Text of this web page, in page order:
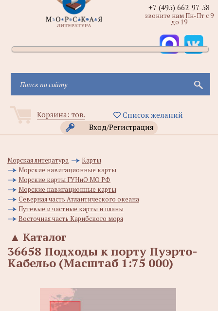
Корзина: тов.
Список желаний
Вход/Регистрация
+7 (495) 662-97-58
звоните нам Пн-Пт с 9
до 19
Морская литература
Карты
Морские навигационные карты
Морские карты ГУНиО МО РФ
Морские навигационные карты
Северная часть Атлантического океана
Путевые и частные карты и планы
Восточная часть Карибского моря
Каталог
▲
36658 Подходы к порту Пуэрто-
Кабельо (Масштаб 1:75 000)